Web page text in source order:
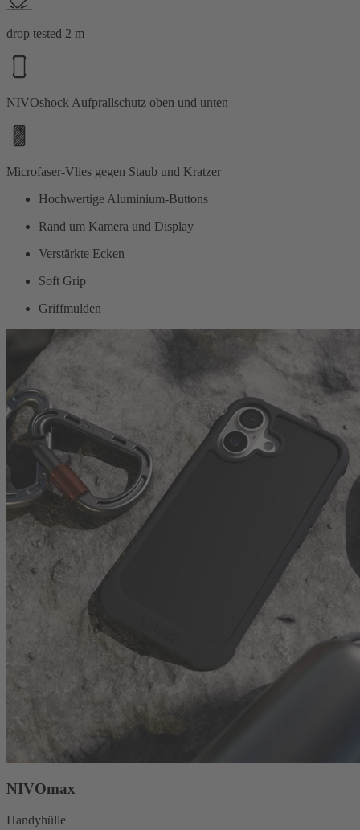
drop tested 2 m
NIVOshock Aufprallschutz oben und unten
Microfaser-Vlies gegen Staub und Kratzer
Hochwertige Aluminium-Buttons
Rand um Kamera und Display
Verstärkte Ecken
Soft Grip
Griffmulden
NIVOmax
Handyhülle